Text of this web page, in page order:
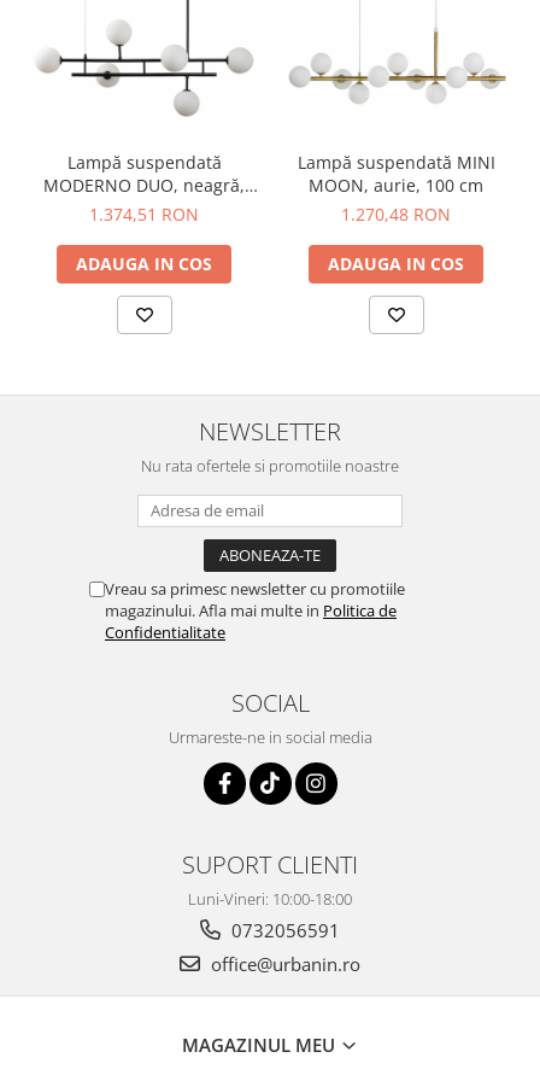
Lampă suspendată
MODERNO DUO, neagră,
100 cm
1.374,51 RON
ADAUGA IN COS
Lampă suspendată MINI
MOON, aurie, 100 cm
1.270,48 RON
ADAUGA IN COS
NEWSLETTER
Nu rata ofertele si promotiile noastre
Vreau sa primesc newsletter cu promotiile
magazinului. Afla mai multe in Politica de
Confidentialitate
SOCIAL
Urmareste-ne in social media
SUPORT CLIENTI
Luni-Vineri: 10:00-18:00
0732056591
office@urbanin.ro
MAGAZINUL MEU